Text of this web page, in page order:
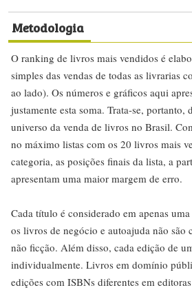
Metodologia
O ranking de livros mais vendidos é
simples das vendas de todas as livrarias
ao lado). Os números e gráficos aqui
justamente esta soma. Trata-se, portanto,
universo da venda de livros no Brasil.
no máximo listas com os 20 livros mais
categoria, as posições finais da lista, a
apresentam uma maior margem de erro.
Cada título é considerado em apenas
os livros de negócio e autoajuda não são
não ficção. Além disso, cada edição de
individualmente. Livros em domínio
edições com ISBNs diferentes em